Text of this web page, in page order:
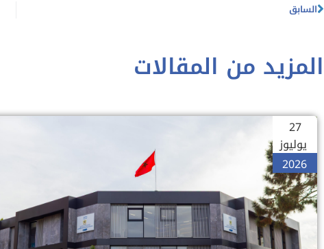
السابق
المزيد من المقالات
27
يوليوز
2026